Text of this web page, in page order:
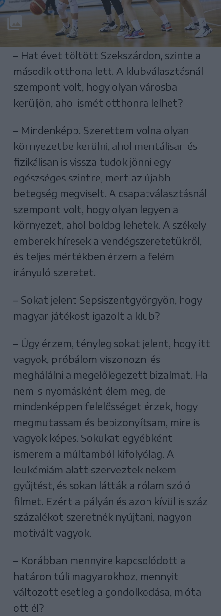
– Hat évet töltött Szekszárdon, szinte a
második otthona lett. A klubválasztásnál
szempont volt, hogy olyan városba
kerüljön, ahol ismét otthonra lelhet?
– Mindenképp. Szerettem volna olyan
környezetbe kerülni, ahol mentálisan és
fizikálisan is vissza tudok jönni egy
egészséges szintre, mert az újabb
betegség megviselt. A csapatválasztásnál
szempont volt, hogy olyan legyen a
környezet, ahol boldog lehetek. A székely
emberek híresek a vendégszeretetükről,
és teljes mértékben érzem a felém
irányuló szeretet.
– Sokat jelent Sepsiszentgyörgyön, hogy
magyar játékost igazolt a klub?
– Úgy érzem, tényleg sokat jelent, hogy itt
vagyok, próbálom viszonozni és
meghálálni a megelőlegezett bizalmat. Ha
nem is nyomásként élem meg, de
mindenképpen felelősséget érzek, hogy
megmutassam és bebizonyítsam, mire is
vagyok képes. Sokukat egyébként
ismerem a múltamból kifolyólag. A
leukémiám alatt szerveztek nekem
gyűjtést, és sokan látták a rólam szóló
filmet. Ezért a pályán és azon kívül is száz
százalékot szeretnék nyújtani, nagyon
motivált vagyok.
– Korábban mennyire kapcsolódott a
határon túli magyarokhoz, mennyit
változott esetleg a gondolkodása, mióta
ott él?